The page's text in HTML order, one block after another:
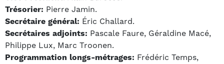
Trésorier: Pierre Jamin.
Secrétaire général: Éric Challard.
Secrétaires adjoints: Pascale Faure, Géraldine Macé,
Philippe Lux, Marc Troonen.
Programmation longs-métrages: Frédéric Temps,